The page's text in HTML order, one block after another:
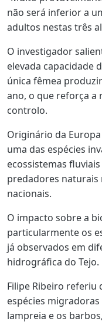
não será inferior a
adultos nestas três
O investigador
elevada capacidade
única fêmea
ano, o que reforça a
controlo.
Originário da
uma das espécies
ecossistemas
predadores naturais
nacionais.
O impacto sobre a
particularmente os
já observados em
hidrográfica do Tejo.
Filipe Ribeiro referiu
espécies
lampreia e os